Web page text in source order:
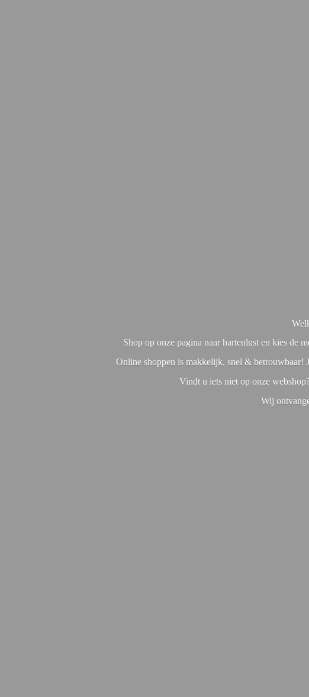
Shop op onze pagina naar hartenlust en kies de
Online shoppen is makkelijk, snel & betrouwbaar!
Vindt u iets niet op onze
Wij